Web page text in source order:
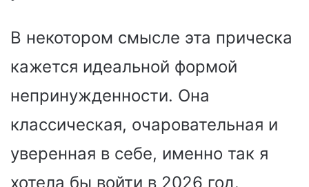
В некотором смысле эта прическа
кажется идеальной формой
непринужденности. Она
классическая, очаровательная и
уверенная в себе, именно так я
хотела бы войти в 2026 год.